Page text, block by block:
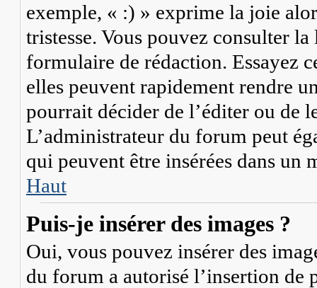
exemple, « :) » exprime la joie
tristesse. Vous pouvez consulter
formulaire de rédaction. Essayez
elles peuvent rapidement rendre
pourrait décider de l’éditer ou de
L’administrateur du forum peut
qui peuvent être insérées dans un
Haut
Puis-je insérer des images ?
Oui, vous pouvez insérer des
du forum a autorisé l’insertion de